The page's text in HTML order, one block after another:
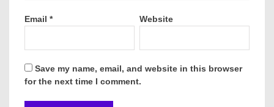
Email * Website
Save my name, email, and website in this browser
for the next time I comment.